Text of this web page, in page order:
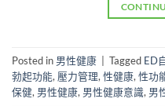
Posted in 男性健康 Tagged ED
勃起功能, 壓力管理,性健康,性功
保健, 男性健康, 男性健康意識, 男